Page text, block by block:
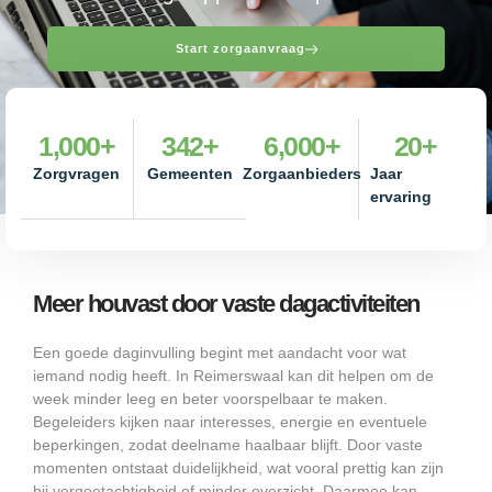
Start zorgaanvraag
Zorgvragen
1,000+
Gemeenten
342+
Zorgaanbieders
6,000+
Jaar
ervaring
20+
Meer houvast door vaste dagactiviteiten
Een goede daginvulling begint met aandacht voor wat
iemand nodig heeft. In Reimerswaal kan dit helpen om de
week minder leeg en beter voorspelbaar te maken.
Begeleiders kijken naar interesses, energie en eventuele
beperkingen, zodat deelname haalbaar blijft. Door vaste
momenten ontstaat duidelijkheid, wat vooral prettig kan zijn